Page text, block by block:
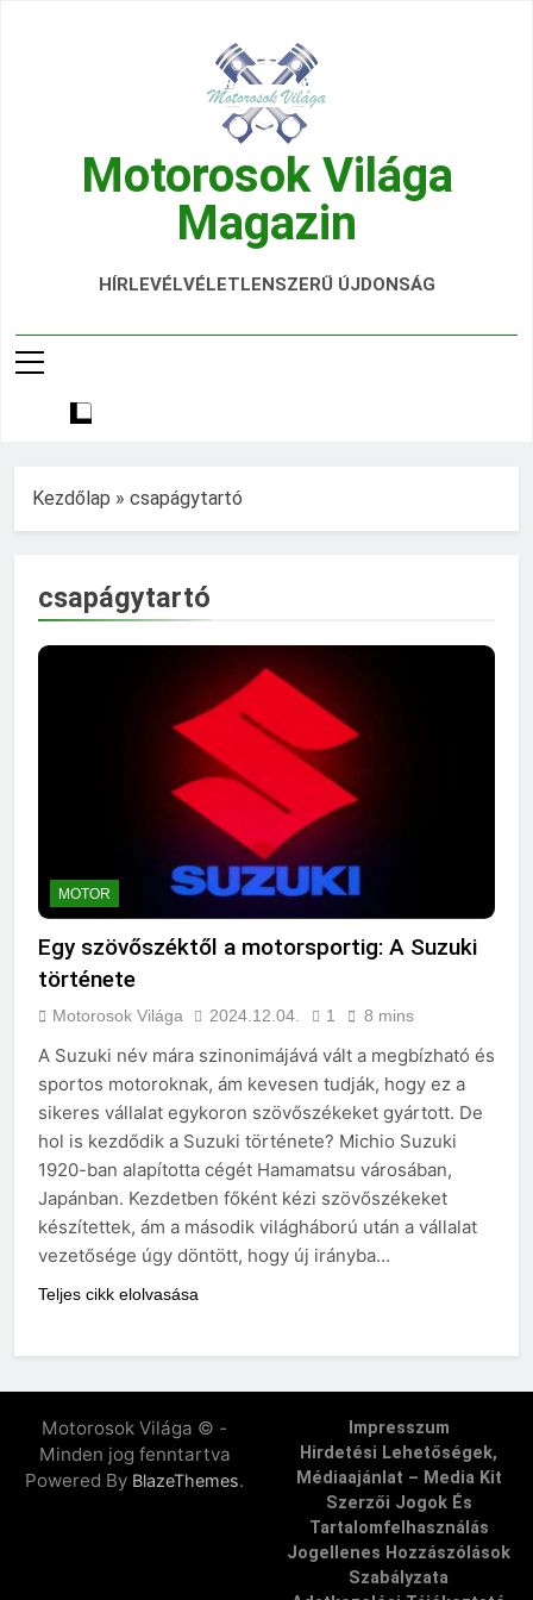
Motorosok Világa
Magazin
Hírek, Tesztek, Élmények Egy Helyen!
HÍRLEVÉLVÉLETLENSZERŰ ÚJDONSÁG
Kezdőlap » csapágytartó
csapágytartó
MOTOR
Egy szövőszéktől a motorsportig: A Suzuki
története
Motorosok Világa 2024.12.04. 1 8 mins
A Suzuki név mára szinonimájává vált a megbízható és
sportos motoroknak, ám kevesen tudják, hogy ez a
sikeres vállalat egykoron szövőszékeket gyártott. De
hol is kezdődik a Suzuki története? Michio Suzuki
1920-ban alapította cégét Hamamatsu városában,
Japánban. Kezdetben főként kézi szövőszékeket
készítettek, ám a második világháború után a vállalat
vezetősége úgy döntött, hogy új irányba…
Teljes cikk elolvasása
Motorosok Világa © -
Minden jog fenntartva
Powered By BlazeThemes.
Impresszum
Hirdetési Lehetőségek,
Médiaajánlat – Media Kit
Szerzői Jogok És
Tartalomfelhasználás
Jogellenes Hozzászólások
Szabályzata